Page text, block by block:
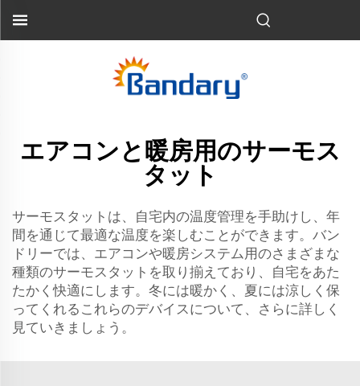
エアコンと暖房用のサーモス
タット
サーモスタットは、自宅内の温度管理を手助けし、年
間を通じて最適な温度を楽しむことができます。バン
ドリーでは、エアコンや暖房システム用のさまざまな
種類のサーモスタットを取り揃えており、自宅をあた
たかく快適にします。冬には暖かく、夏には涼しく保
ってくれるこれらのデバイスについて、さらに詳しく
見ていきましょう。